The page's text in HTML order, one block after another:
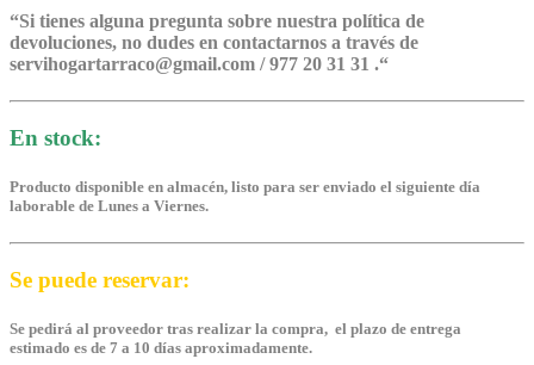
“Si tienes alguna pregunta sobre nuestra política de
devoluciones, no dudes en contactarnos a través de
servihogartarraco@gmail.com / 977 20 31 31 .“
En stock:
Producto disponible en almacén, listo para ser enviado el siguiente día
laborable de Lunes a Viernes.
Se puede reservar:
Se pedirá al proveedor tras realizar la compra, el plazo de entrega
estimado es de 7 a 10 días aproximadamente.